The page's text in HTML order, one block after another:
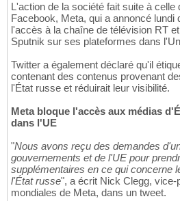
L'action de la société fait suite à celle
Facebook, Meta, qui a annoncé lundi
l'accès à la chaîne de télévision RT
Sputnik sur ses plateformes dans
Twitter a également déclaré qu'il
contenant des contenus provenant
l'État russe et réduirait leur visibilité.
Meta bloque l'accès aux médias
dans l'UE
"Nous avons reçu des demandes
gouvernements et de l'UE pour
supplémentaires en ce qui concerne
l'État russe", a écrit Nick Clegg, vice-
mondiales de Meta, dans un tweet.